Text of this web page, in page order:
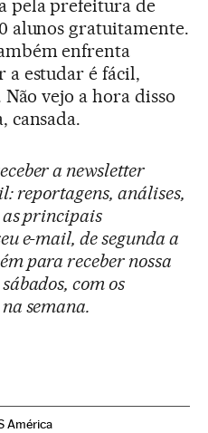
pela prefeitura de
alunos gratuitamente.
enfrenta
a estudar é fácil,
vejo a hora disso
cansada.
a newsletter
reportagens, análises,
as principais
e-mail, de segunda a
para receber nossa
com os
semana.
América